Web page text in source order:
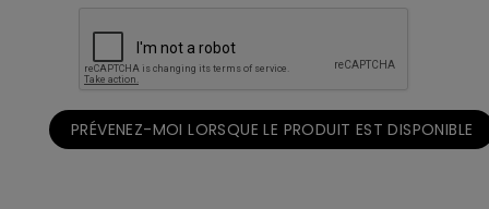
PRÉVENEZ-MOI LORSQUE LE PRODUIT EST DISPONIBLE